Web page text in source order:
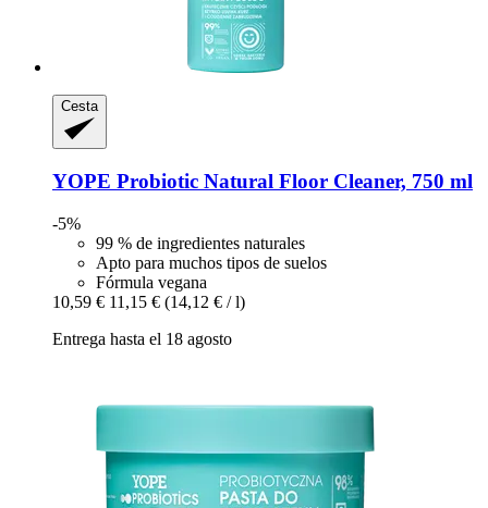
Cesta
YOPE Probiotic Natural Floor Cleaner, 750 ml
-5%
99 % de ingredientes naturales
Apto para muchos tipos de suelos
Fórmula vegana
10,59 € 11,15 € (14,12 € / l)
Entrega hasta el 18 agosto